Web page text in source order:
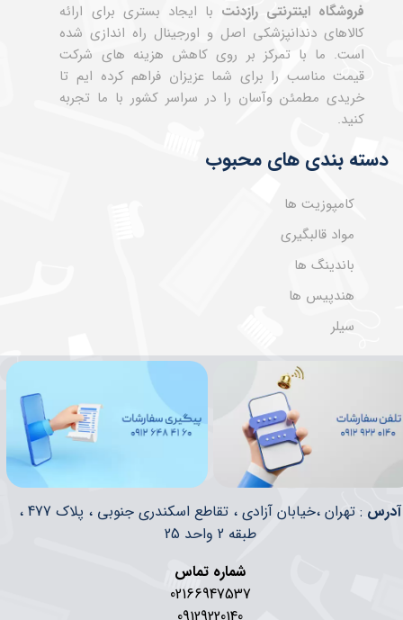
فروشگاه اینترنتی رازدنت با ایجاد بستری برای ارائه
کالاهای دندانپزشکی اصل و اورجینال راه اندازی شده
است. ما با تمرکز بر روی کاهش هزینه های شرکت
قیمت مناسب را برای شما عزیزان فراهم کرده ایم تا
خریدی مطمئن وآسان را در سراسر کشور با ما تجربه
کنید.
دسته بندی های محبوب
کامپوزیت ها
مواد قالبگیری
باندینگ ها
هندپیس ها
سیلر
​​آدرس
: تهران ،خیابان آزادی ، تقاطع اسکندری جنوبی ، پلاک 477 ،
طبقه 2 واحد 25
شماره تماس
02166947537